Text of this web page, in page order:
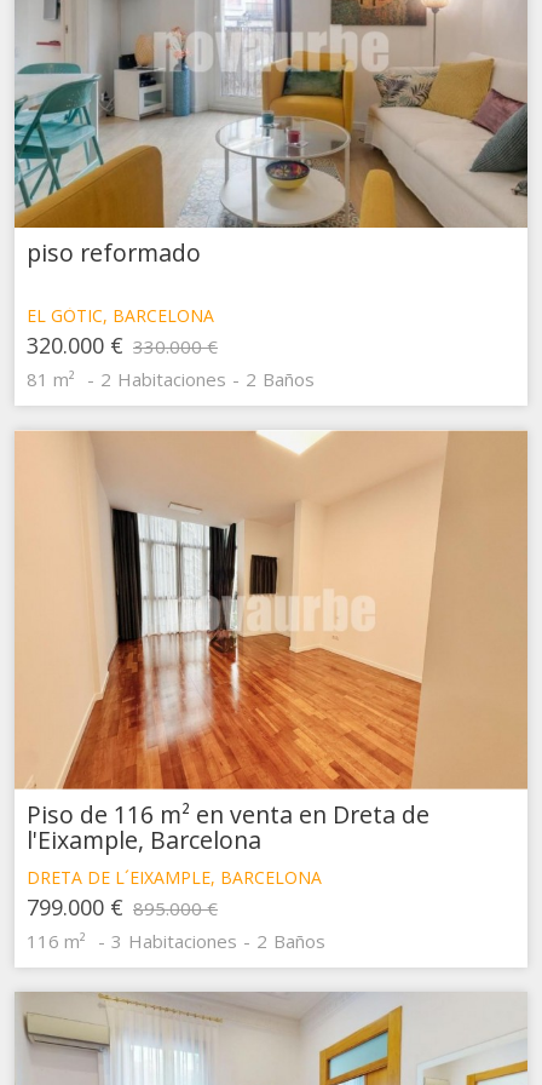
piso reformado
EL GÒTIC, BARCELONA
320.000 € 330.000 €
81 m²
2 Habitaciones 2 Baños
Piso de 116 m² en venta en Dreta de
l'Eixample, Barcelona
DRETA DE L´EIXAMPLE, BARCELONA
799.000 € 895.000 €
116 m²
3 Habitaciones 2 Baños
Estas cookies son utilizadas para almacenar información
sobre las preferencias y elecciones personales del usuario
a través de la observación continuada de sus hábitos de
navegación. Gracias a ellas, podemos conocer los hábitos
de navegación en el sitio web y mostrar publicidad
relacionada con el perfil de navegación del usuario.